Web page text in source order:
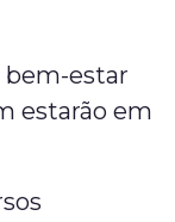
bem-estar
estarão em